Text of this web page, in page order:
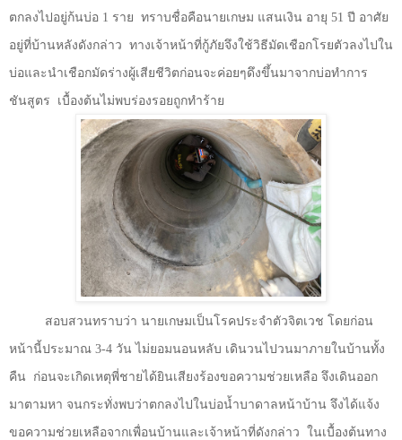
ตกลงไปอยู่ก้นบ่อ 1 ราย ทราบชื่อคือนายเกษม แสนเงิน อายุ 51 ปี อาศัย
อยู่ที่บ้านหลังดังกล่าว ทางเจ้าหน้าที่กู้ภัยจึงใช้วิธีมัดเชือกโรยตัวลงไปใน
บ่อและนำเชือกมัดร่างผู้เสียชีวิตก่อนจะค่อยๆดึงขึ้นมาจากบ่อทำการ
ชันสูตร เบื้องต้นไม่พบร่องรอยถูกทำร้าย
สอบสวนทราบว่า นายเกษมเป็นโรคประจำตัวจิตเวช โดยก่อน
หน้านี้ประมาณ 3-4 วัน ไม่ยอมนอนหลับ เดินวนไปวนมาภายในบ้านทั้ง
คืน ก่อนจะเกิดเหตุพี่ชายได้ยินเสียงร้องขอความช่วยเหลือ จึงเดินออก
มาตามหา จนกระทั่งพบว่าตกลงไปในบ่อน้ำบาดาลหน้าบ้าน จึงได้แจ้ง
ขอความช่วยเหลือจากเพื่อนบ้านและเจ้าหน้าที่ดังกล่าว ในเบื้องต้นทาง